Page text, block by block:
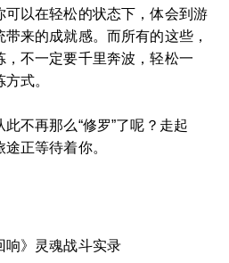
以在轻松的状态下，体会到游
来的成就感。而所有的这些，
不一定要千里奔波，轻松一
式。
不再那么“修罗”了呢？走起
正等待着你。
》灵魂战斗实录